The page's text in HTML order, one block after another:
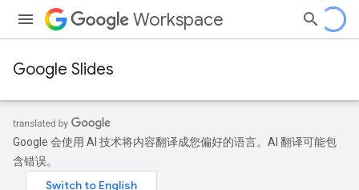
Workspace
Google Slides
Google 会使用 AI 技术将内容翻译成您偏好的语言。AI 翻译可能包
含错误。